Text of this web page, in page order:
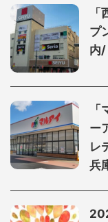
プ
内
ー
レ
兵